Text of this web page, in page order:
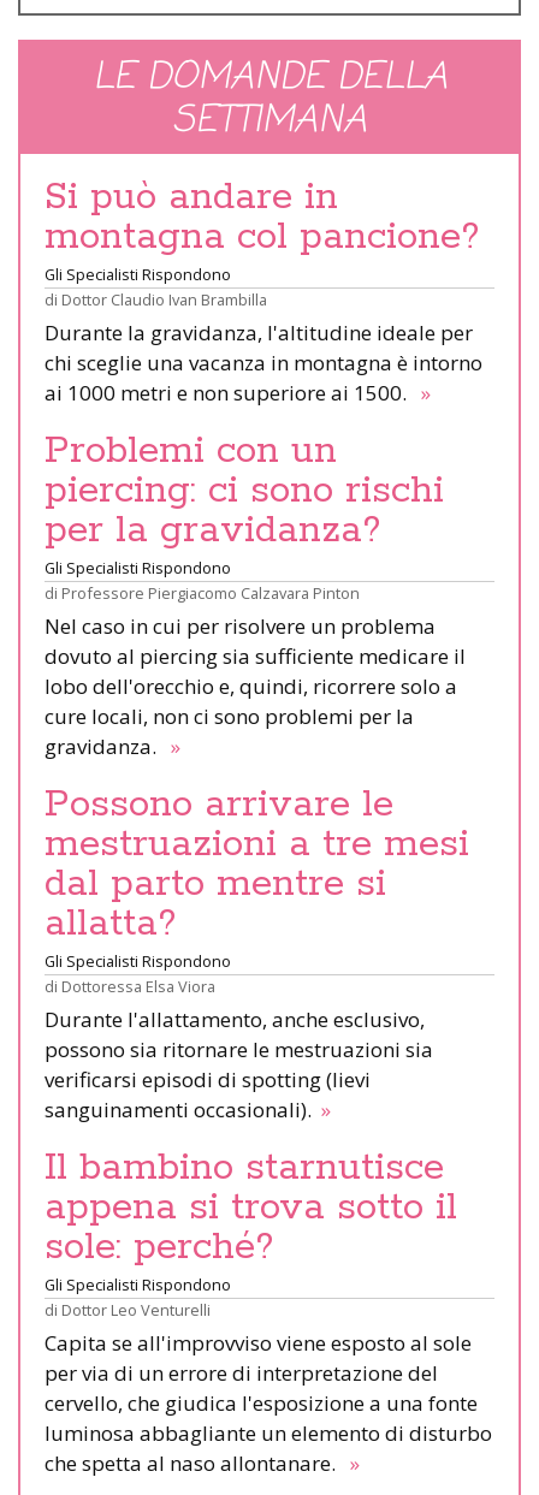
LE DOMANDE DELLA
SETTIMANA
Si può andare in
montagna col pancione?
Gli Specialisti Rispondono
di Dottor Claudio Ivan Brambilla
Durante la gravidanza, l'altitudine ideale per
chi sceglie una vacanza in montagna è intorno
ai 1000 metri e non superiore ai 1500. »
Problemi con un
piercing: ci sono rischi
per la gravidanza?
Gli Specialisti Rispondono
di Professore Piergiacomo Calzavara Pinton
Nel caso in cui per risolvere un problema
dovuto al piercing sia sufficiente medicare il
lobo dell'orecchio e, quindi, ricorrere solo a
cure locali, non ci sono problemi per la
gravidanza. »
Possono arrivare le
mestruazioni a tre mesi
dal parto mentre si
allatta?
Gli Specialisti Rispondono
di Dottoressa Elsa Viora
Durante l'allattamento, anche esclusivo,
possono sia ritornare le mestruazioni sia
verificarsi episodi di spotting (lievi
sanguinamenti occasionali). »
Il bambino starnutisce
appena si trova sotto il
sole: perché?
Gli Specialisti Rispondono
di Dottor Leo Venturelli
Capita se all'improvviso viene esposto al sole
per via di un errore di interpretazione del
cervello, che giudica l'esposizione a una fonte
luminosa abbagliante un elemento di disturbo
che spetta al naso allontanare. »